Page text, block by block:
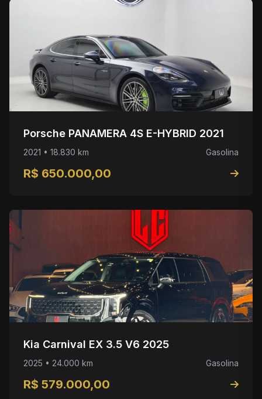
Porsche PANAMERA 4S E-HYBRID 2021
2021 • 18.830 km Gasolina
R$ 650.000,00
Kia Carnival EX 3.5 V6 2025
2025 • 24.000 km Gasolina
R$ 579.000,00